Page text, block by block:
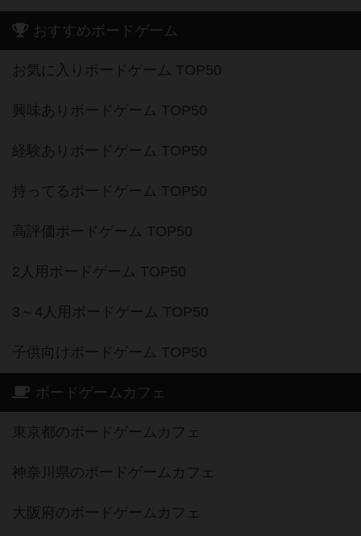
おすすめボードゲーム
お気に入りボードゲーム TOP50
興味ありボードゲーム TOP50
経験ありボードゲーム TOP50
持ってるボードゲーム TOP50
高評価ボードゲーム TOP50
2人用ボードゲーム TOP50
3～4人用ボードゲーム TOP50
子供向けボードゲーム TOP50
ボードゲームカフェ
東京都のボードゲームカフェ
神奈川県のボードゲームカフェ
大阪府のボードゲームカフェ